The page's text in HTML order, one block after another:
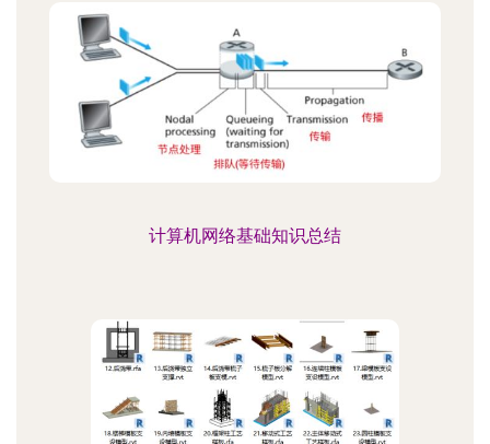
计算机网络基础知识总结